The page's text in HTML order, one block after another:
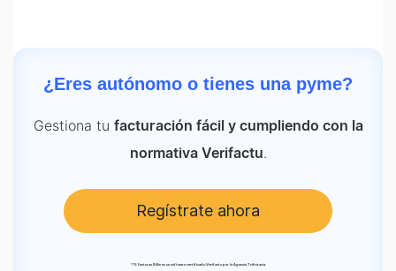
¿Eres autónomo o tienes una pyme?
Gestiona tu facturación fácil y cumpliendo con la
normativa Verifactu.
Regístrate ahora
*TS Facturas Billin es un software certificado Verifactu por la Agencia Tributaria.